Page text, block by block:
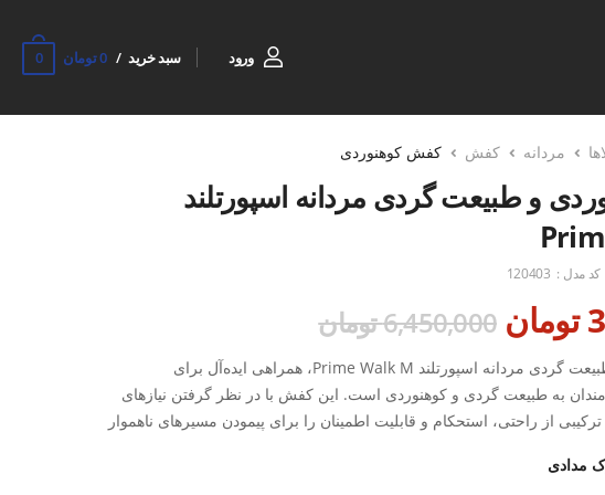
ورود سبد خرید 0 تومان 0
مردانه کفش کفش کوهنوردی
و طبیعت گردی مردانه اسپورتلند
کد مدل : 120403
6,450,000 تومان
کفش کوهنوردی و طبیعت گردی مردانه اسپورتلند Prime Walk M، همراهی ایده‌آل برای
به طبیعت گردی و کوهنوردی است. این کفش با در نظر گرفتن نیازهای
از راحتی، استحکام و قابلیت اطمینان را برای پیمودن مسیرهای ناهموار
مدادی